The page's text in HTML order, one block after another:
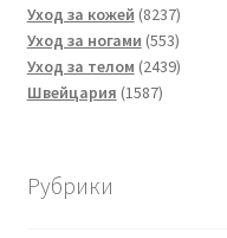
Уход за кожей 82378237
товаров
Уход за ногами 553553
товара
Уход за телом 24392439
Швейцария 15871587
Рубрики